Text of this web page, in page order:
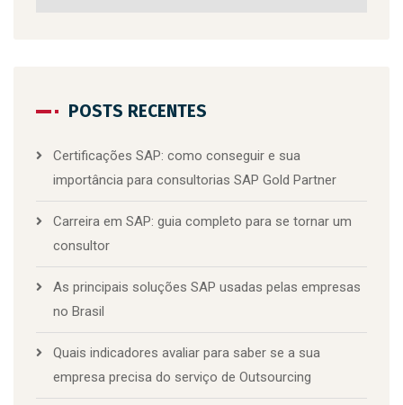
POSTS RECENTES
Certificações SAP: como conseguir e sua
importância para consultorias SAP Gold Partner
Carreira em SAP: guia completo para se tornar um
consultor
As principais soluções SAP usadas pelas empresas
no Brasil
Quais indicadores avaliar para saber se a sua
empresa precisa do serviço de Outsourcing